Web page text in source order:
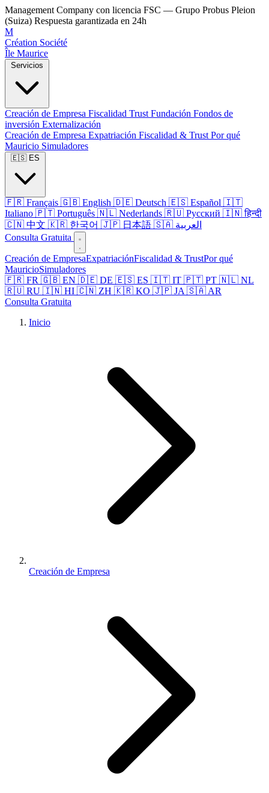
Management Company con licencia FSC — Grupo Probus Pleion
(Suiza) Respuesta garantizada en 24h
M
Création Société
Île Maurice
Creación de Empresa Fiscalidad Trust Fundación Fondos de
inversión Externalización
Creación de Empresa Expatriación Fiscalidad & Trust Por qué
Mauricio Simuladores
🇫🇷 Français 🇬🇧 English 🇩🇪 Deutsch 🇪🇸 Español 🇮🇹
Italiano 🇵🇹 Português 🇳🇱 Nederlands 🇷🇺 Русский 🇮🇳 हिन्दी
🇨🇳 中文 🇰🇷 한국어 🇯🇵 日本語
🇸🇦 العربية
Consulta Gratuita
Creación de EmpresaExpatriaciónFiscalidad & TrustPor qué
MauricioSimuladores
🇫🇷 FR 🇬🇧 EN 🇩🇪 DE 🇪🇸 ES 🇮🇹 IT 🇵🇹 PT 🇳🇱 NL
🇷🇺 RU 🇮🇳 HI 🇨🇳 ZH 🇰🇷 KO 🇯🇵 JA 🇸🇦 AR
Consulta Gratuita
Inicio
Creación de Empresa